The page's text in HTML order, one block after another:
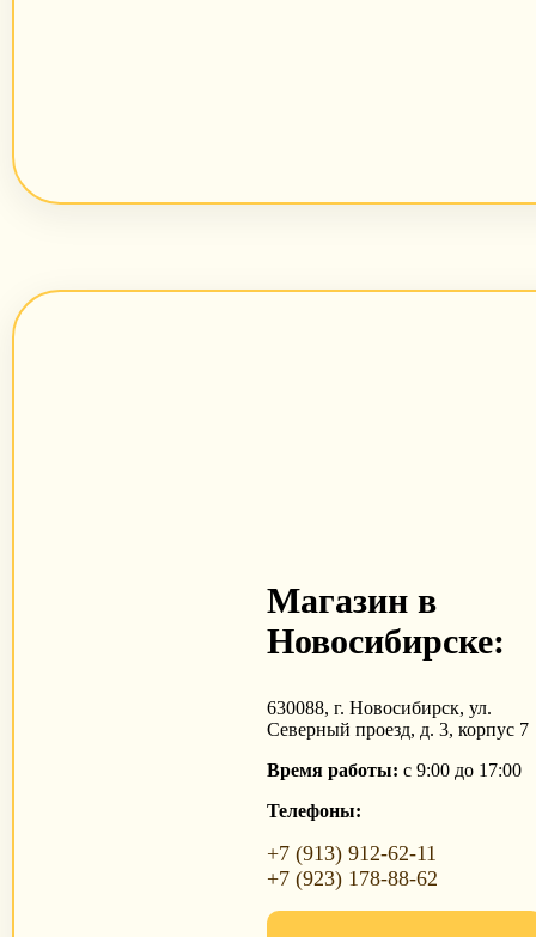
Магазин в
Новосибирске:
630088, г. Новосибирск, ул.
Северный проезд, д. 3, корпус 7
Время работы: с 9:00 до 17:00
Телефоны:
+7 (913) 912-62-11
+7 (923) 178-88-62